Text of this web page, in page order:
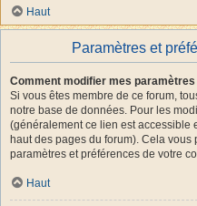
Haut
Paramètres et
Comment modifier mes paramètres
Si vous êtes membre de ce forum,
notre base de données. Pour les
(généralement ce lien est accessible
haut des pages du forum). Cela
paramètres et préférences de votre
Haut